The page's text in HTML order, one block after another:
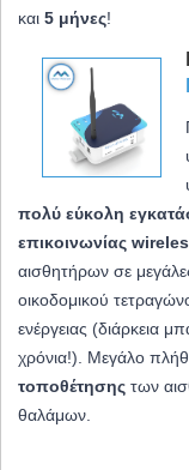
και 5 μήνες!
πολύ εύκολη
επικοινωνίας
αισθητήρων σε
οικοδομικού
ενέργειας (διάρκεια
χρόνια!). Μεγάλο
τοποθέτησης των
θαλάμων.